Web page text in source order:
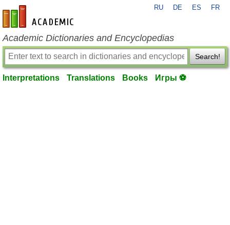
en-academic.com
RU DE ES FR
Academic Dictionaries and Encyclopedias
Search!
Interpretations Translations Books Игры ⚽